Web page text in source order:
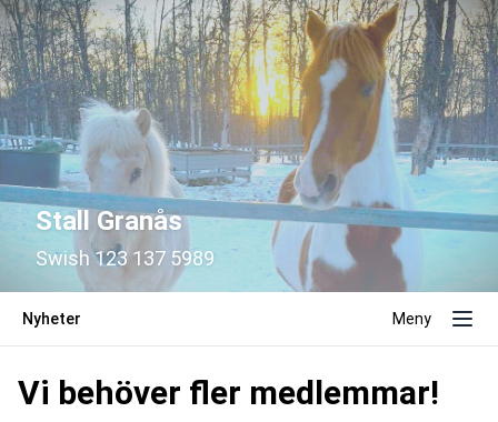
Stall Granås
Swish 123 137 5989
Nyheter Meny
Vi behöver fler medlemmar!